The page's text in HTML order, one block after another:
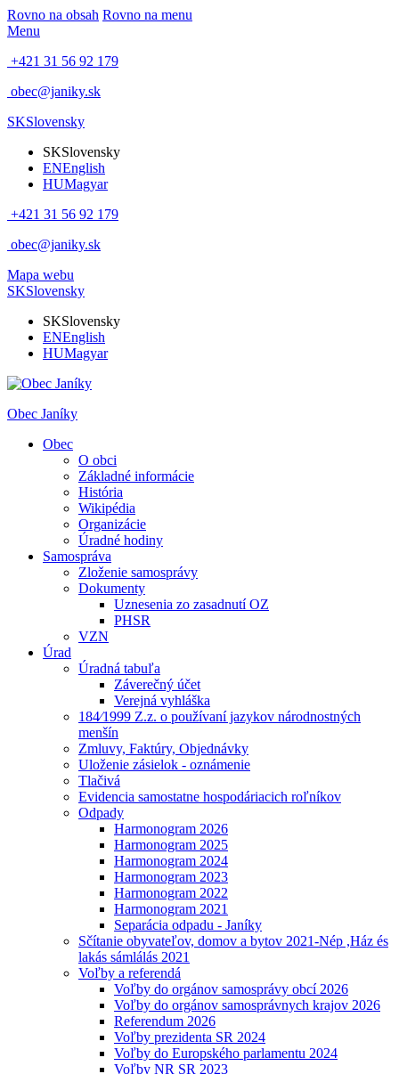
Rovno na obsah Rovno na menu
Menu
+421 31 56 92 179
obec@janiky.sk
SKSlovensky
SKSlovensky
ENEnglish
HUMagyar
+421 31 56 92 179
obec@janiky.sk
Mapa webu
SKSlovensky
SKSlovensky
ENEnglish
HUMagyar
Obec Janíky
Obec
O obci
Základné informácie
História
Wikipédia
Organizácie
Úradné hodiny
Samospráva
Zloženie samosprávy
Dokumenty
Uznesenia zo zasadnutí OZ
PHSR
VZN
Úrad
Úradná tabuľa
Záverečný účet
Verejná vyhláška
184⁄1999 Z.z. o používaní jazykov národnostných
menšín
Zmluvy, Faktúry, Objednávky
Uloženie zásielok - oznámenie
Tlačivá
Evidencia samostatne hospodáriacich roľníkov
Odpady
Harmonogram 2026
Harmonogram 2025
Harmonogram 2024
Harmonogram 2023
Harmonogram 2022
Harmonogram 2021
Separácia odpadu - Janíky
Sčítanie obyvateľov, domov a bytov 2021-Nép ,Ház és
lakás sámlálás 2021
Voľby a referendá
Voľby do orgánov samosprávy obcí 2026
Voľby do orgánov samosprávnych krajov 2026
Referendum 2026
Voľby prezidenta SR 2024
Voľby do Europského parlamentu 2024
Voľby NR SR 2023